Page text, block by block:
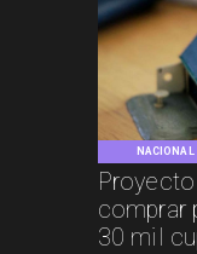
NACIONAL
comprar
30 mil